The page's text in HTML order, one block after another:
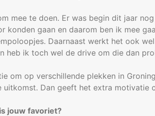
mee te doen. Er was begin dit jaar
konden gaan en daarom ben ik mee
Daarnaast werkt het ook
heb ik toch wel de drive om die dan
om op verschillende plekken in
uitkomst. Dan geeft het extra motivatie
jouw favoriet?